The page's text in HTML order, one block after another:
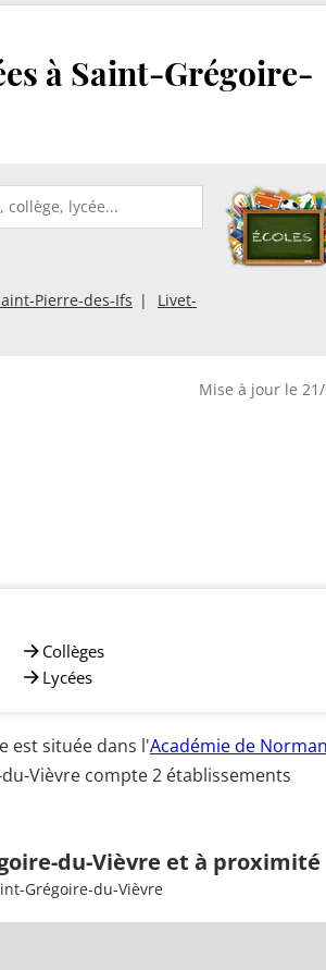
à Saint-Grégoire-
Pierre-des-Ifs
Livet-
Mise à jour le
Collèges
Lycées
est située dans l'Académie de
Vièvre compte 2 établissements
du-Vièvre et à proximité
Grégoire-du-Vièvre